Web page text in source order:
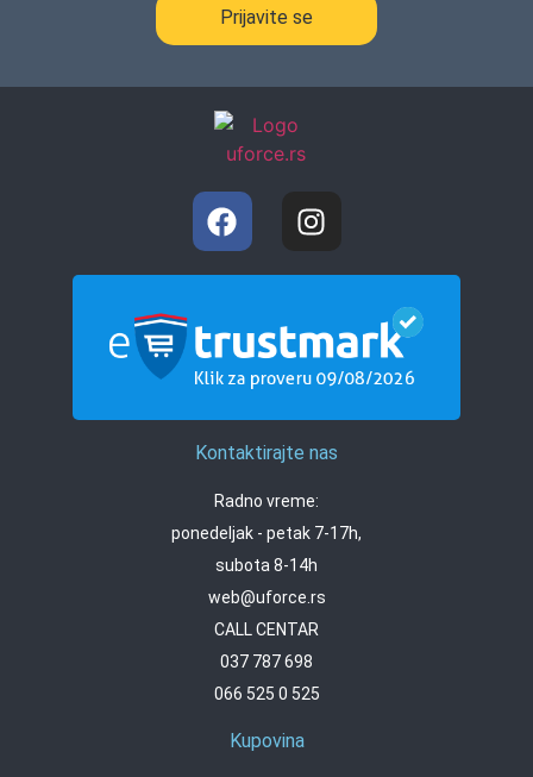
Prijavite se
Kontaktirajte nas
Radno vreme:
ponedeljak - petak 7-17h,
subota 8-14h
web@uforce.rs
CALL CENTAR
037 787 698
066 525 0 525
Kupovina